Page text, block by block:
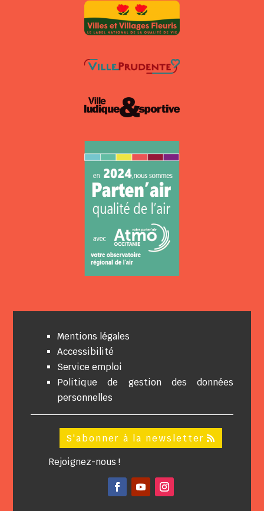
Mentions légales
Accessibilité
Service emploi
Politique de gestion des données
personnelles
S'abonner à la newsletter
Rejoignez-nous !